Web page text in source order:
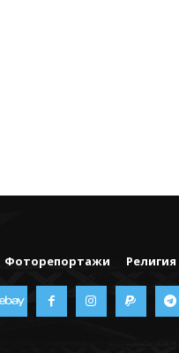
Фоторепортажи Религия